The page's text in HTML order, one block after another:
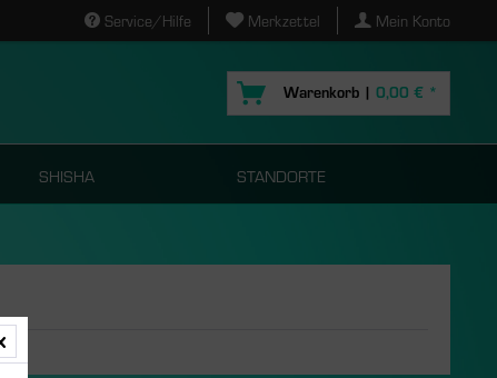
Service/Hilfe Merkzettel Mein Konto
Warenkorb | 0,00 € *
SHISHA STANDORTE